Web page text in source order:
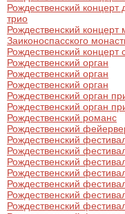
Рождественский
трио
Рождественский концерт
Заиконоспасского
Рождественский
Рождественский орган
Рождественский орган
Рождественский орган
Рождественский орган
Рождественский орган
Рождественский романс
Рождественский
Рождественский
Рождественский
Рождественский
Рождественский
Рождественский
Рождественский
Рождественский